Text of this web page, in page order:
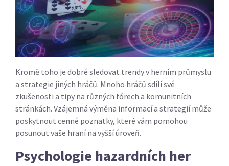
Kromě toho je dobré sledovat trendy v herním průmyslu
a strategie jiných hráčů. Mnoho hráčů sdílí své
zkušenosti a tipy na různých fórech a komunitních
stránkách. Vzájemná výměna informací a strategií může
poskytnout cenné poznatky, které vám pomohou
posunout vaše hraní na vyšší úroveň.
Psychologie hazardních her